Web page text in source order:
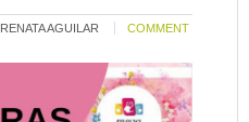
RENATA AGUILAR COMMENT